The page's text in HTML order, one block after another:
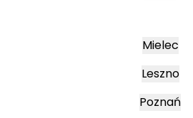
Mielec
Leszno
Poznań